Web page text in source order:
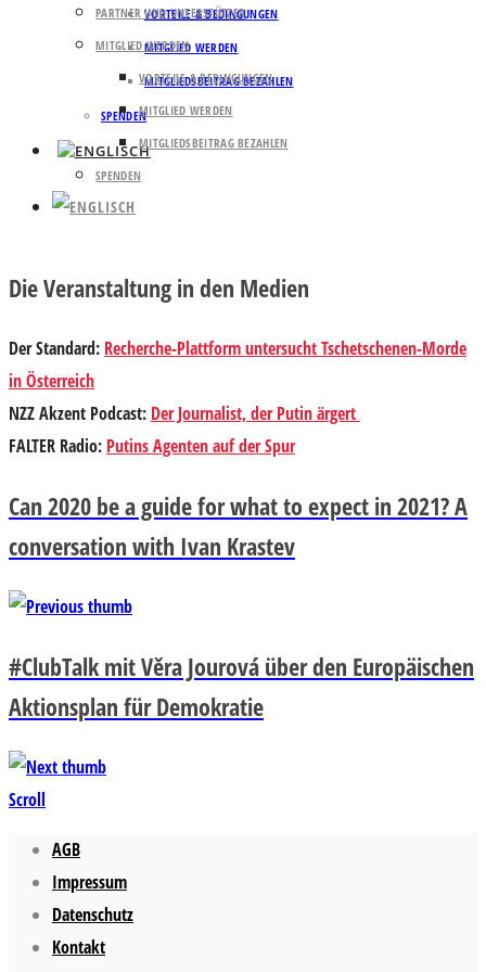
VORTEILE & BEDINGUNGEN
MITGLIED WERDEN
MITGLIEDSBEITRAG BEZAHLEN
SPENDEN
PARTNER UND UNTERSTÜTZER
MITGLIED WERDEN
VORTEILE & BEDINGUNGEN
MITGLIED WERDEN
MITGLIEDSBEITRAG BEZAHLEN
SPENDEN
Die Veranstaltung in den Medien
Der Standard: Recherche-Plattform untersucht Tschetschenen-Morde
in Österreich
NZZ Akzent Podcast: Der Journalist, der Putin ärgert
FALTER Radio: Putins Agenten auf der Spur
Can 2020 be a guide for what to expect in 2021? A
conversation with Ivan Krastev
#ClubTalk mit Věra Jourová über den Europäischen
Aktionsplan für Demokratie
Scroll
AGB
Impressum
Datenschutz
Kontakt